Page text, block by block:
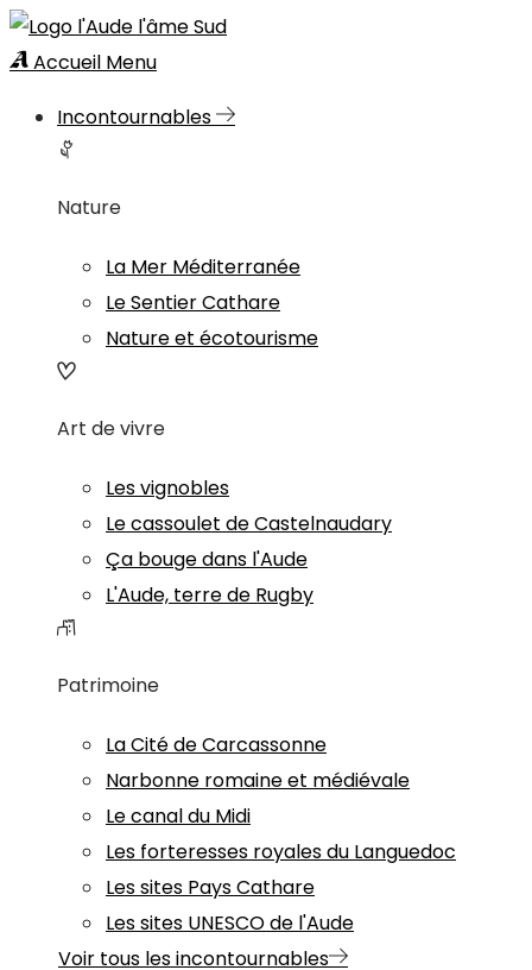
Accueil Menu
Incontournables
Nature
La Mer Méditerranée
Le Sentier Cathare
Nature et écotourisme
Art de vivre
Les vignobles
Le cassoulet de Castelnaudary
Ça bouge dans l'Aude
L'Aude, terre de Rugby
Patrimoine
La Cité de Carcassonne
Narbonne romaine et médiévale
Le canal du Midi
Les forteresses royales du Languedoc
Les sites Pays Cathare
Les sites UNESCO de l'Aude
Voir tous les incontournables